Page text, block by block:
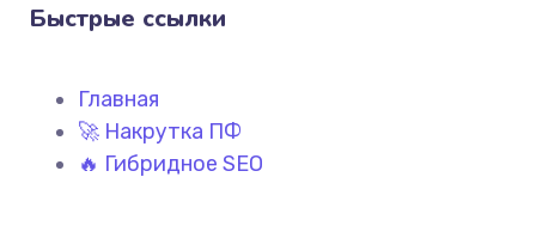
Быстрые ссылки
Главная
🚀 Накрутка ПФ
🔥 Гибридное SEO